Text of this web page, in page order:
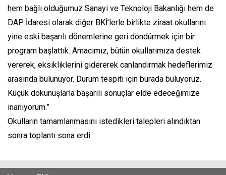
hem bağlı olduğumuz Sanayi ve Teknoloji Bakanlığı hem de
DAP İdaresi olarak diğer BKİ’lerle birlikte ziraat okullarını
yine eski başarılı dönemlerine geri döndürmek için bir
program başlattık. Amacımız, bütün okullarımıza destek
vererek, eksikliklerini gidererek canlandırmak hedeflerimiz
arasında bulunuyor. Durum tespiti için burada buluyoruz.
Küçük dokunuşlarla başarılı sonuçlar elde edeceğimize
inanıyorum.”
Okulların tamamlanmasını istedikleri talepleri alındıktan
sonra toplantı sona erdi.